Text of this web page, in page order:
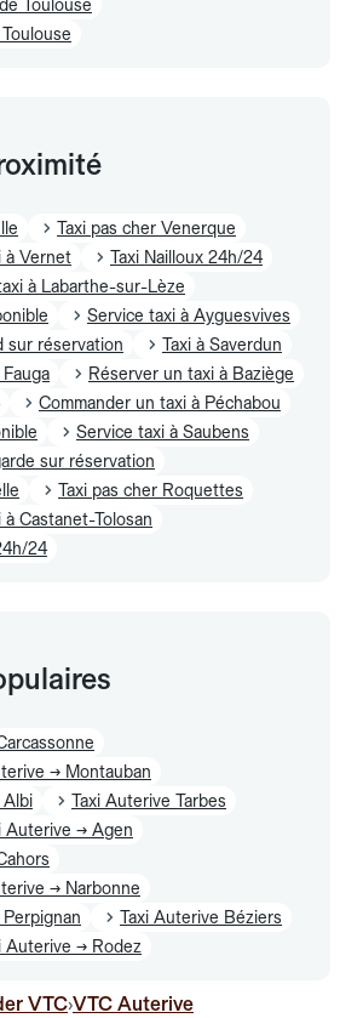
Toulouse
Taxi pas cher Venerque
à Vernet
Taxi Nailloux 24h/24
à Labarthe-sur-Lèze
Service taxi à Ayguesvives
sur réservation
Taxi à Saverdun
Réserver un taxi à Baziège
Commander un taxi à Péchabou
Service taxi à Saubens
sur réservation
Taxi pas cher Roquettes
Castanet-Tolosan
24
→ Montauban
Albi
Taxi Auterive Tarbes
Auterive → Agen
→ Narbonne
Taxi Auterive Béziers
Auterive → Rodez
VTC›VTC Auterive